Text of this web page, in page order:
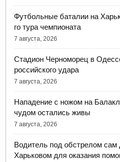
Футбольные баталии на
го тура чемпионата
7 августа, 2026
Стадион Черноморец в
российского удара
7 августа, 2026
Нападение с ножом на
чудом остались живы
7 августа, 2026
Водитель под обстрелом
Харьковом для оказания